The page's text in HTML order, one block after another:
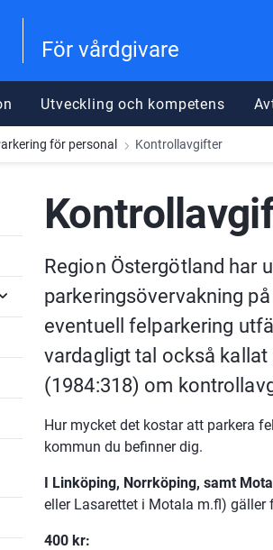
För vårdgivare
Utveckling och kompetens
för personal Kontrollavgifter
Region Östergötland har
parkeringsövervakning
eventuell felparkering
vardagligt tal också
(1984:318) om
Hur mycket det kostar att parkera
kommun du befinner dig.
I Linköping, Norrköping, samt
eller Lasarettet i Motala m.fl) gäller
400 kr: